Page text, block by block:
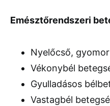
Emésztőrendszeri
Nyelőcső,
Vékonybél
Gyulladásos
Vastagbél